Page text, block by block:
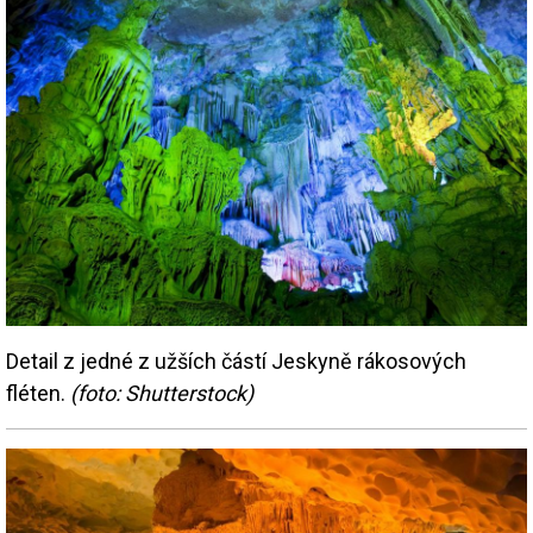
Detail z jedné z užších částí Jeskyně rákosových
fléten. (foto: Shutterstock)